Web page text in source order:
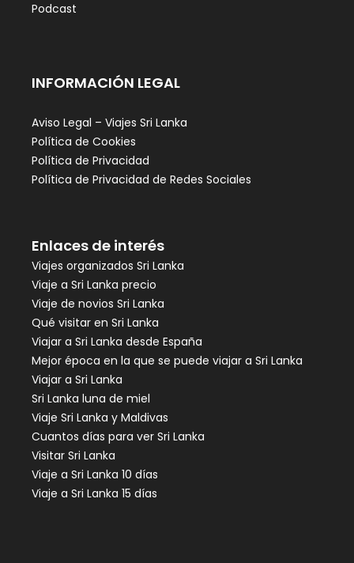
Podcast
INFORMACIÓN LEGAL
Aviso Legal – Viajes Sri Lanka
Política de Cookies
Política de Privacidad
Política de Privacidad de Redes Sociales
Enlaces de interés
Viajes organizados Sri Lanka
Viaje a Sri Lanka precio
Viaje de novios Sri Lanka
Qué visitar en Sri Lanka
Viajar a Sri Lanka desde España
Mejor época en la que se puede viajar a Sri Lanka
Viajar a Sri Lanka
Sri Lanka luna de miel
Viaje Sri Lanka y Maldivas
Cuantos días para ver Sri Lanka
Visitar Sri Lanka
Viaje a Sri Lanka 10 días
Viaje a Sri Lanka 15 días